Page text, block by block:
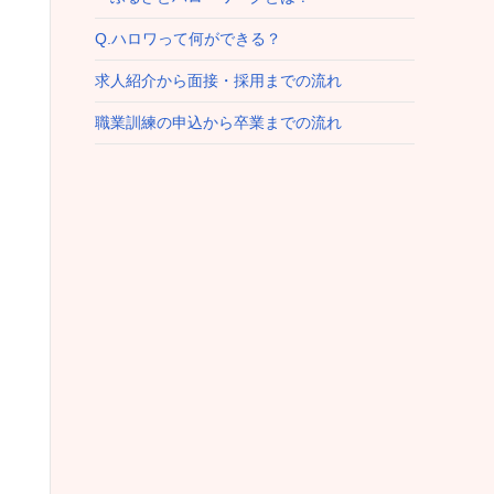
Q.ハロワって何ができる？
求人紹介から面接・採用までの流れ
職業訓練の申込から卒業までの流れ